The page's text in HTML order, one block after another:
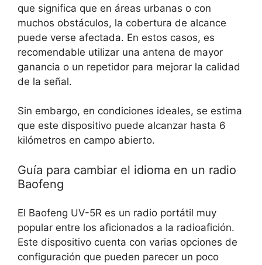
que significa que en áreas urbanas o con
muchos obstáculos, la cobertura de alcance
puede verse afectada. En estos casos, es
recomendable utilizar una antena de mayor
ganancia o un repetidor para mejorar la calidad
de la señal.
Sin embargo, en condiciones ideales, se estima
que este dispositivo puede alcanzar hasta 6
kilómetros en campo abierto.
Guía para cambiar el idioma en un radio
Baofeng
El Baofeng UV-5R es un radio portátil muy
popular entre los aficionados a la radioafición.
Este dispositivo cuenta con varias opciones de
configuración que pueden parecer un poco